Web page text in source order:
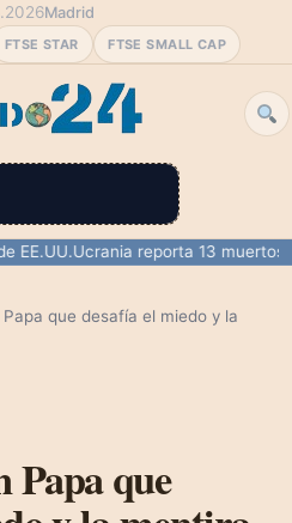
FTSE STAR FTSE SMALL CAP
Madrid
Ucrania reporta 13 muertos y
Papa que desafía el miedo y la
que